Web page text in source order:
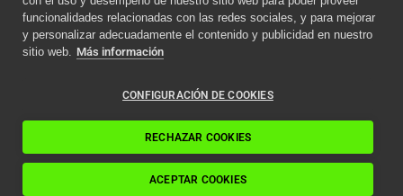
funcionalidades relacionadas con las redes sociales, y para mejorar
y personalizar adecuadamente el contenido y publicidad en nuestro
sitio web. Más información
CONFIGURACIÓN DE COOKIES
RECHAZAR COOKIES
ACEPTAR COOKIES
Aviso importante
Como afecta la nueva
ascensores en 2024
Leer artículo